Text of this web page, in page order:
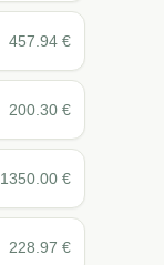
457.94 €
200.30 €
1350.00 €
228.97 €